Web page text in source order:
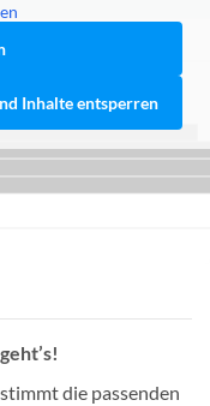
Inhalte entsperren
die passenden